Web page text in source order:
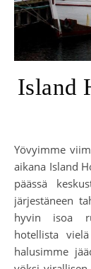
Island
Yövyimme viime helmikuisen Kööpenhaminan reissumme
aikana Island
päässä
järjestäneen
hyvin isoa
hotellista
halusimme